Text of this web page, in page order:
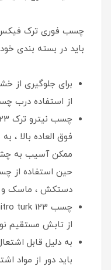
چسب فوری ترک
باید در بسته بندی
از استفاده درب
فوق العاده بالا
ممکن آسیب به چشم
دستکش ، ماسک و
از تابش مستقیم
باید دور از مواد